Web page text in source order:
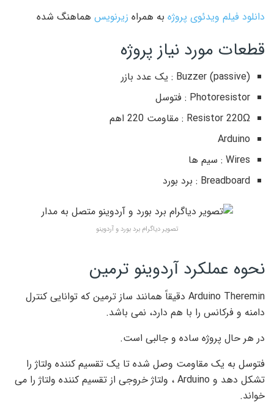
دانلود فیلم ویدئوی پروژه به همراه زیرنویس هماهنگ شده
قطعات مورد نیاز پروژه
Buzzer (passive) : یک عدد بازر
Photoresistor : فتوسل
Resistor 220Ω : مقاومت 220 اهم
Arduino
Wires : سیم ها
Breadboard : برد بورد
تصویر دیاگرام برد بورد و آردوینو
نحوه عملکرد آردوینو ترمین
Arduino Theremin دقیقاً همانند ساز ترمین که توانایی کنترل
دامنه و فرکانس را با هم دارد، نمی باشد.
در هر حال پروژه ساده و جالبی است.
فتوسل به یک مقاومت وصل شده تا یک تقسیم کننده ولتاژ را
تشکل دهد و Arduino ، ولتاژ خروجی از تقسیم کننده ولتاژ را می
خواند.